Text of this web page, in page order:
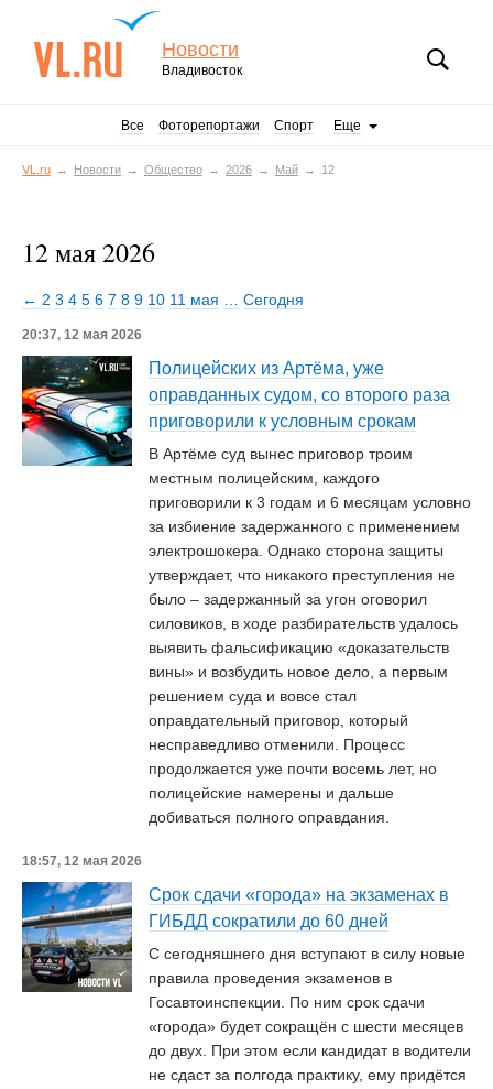
Новости
Владивосток
Все Фоторепортажи Спорт Еще
VL.ru Новости Общество 2026 Май 12
12 мая 2026
← 2 3 4 5 6 7 8 9 10 11 мая Сегодня
20:37, 12 мая 2026
Полицейских из Артёма, уже
оправданных судом, со второго раза
приговорили к условным срокам
В Артёме суд вынес приговор троим
местным полицейским, каждого
приговорили к 3 годам и 6 месяцам условно
за избиение задержанного с применением
электрошокера. Однако сторона защиты
утверждает, что никакого преступления не
было – задержанный за угон оговорил
силовиков, в ходе разбирательств удалось
выявить фальсификацию «доказательств
вины» и возбудить новое дело, а первым
решением суда и вовсе стал
оправдательный приговор, который
несправедливо отменили. Процесс
продолжается уже почти восемь лет, но
полицейские намерены и дальше
добиваться полного оправдания.
18:57, 12 мая 2026
Срок сдачи «города» на экзаменах в
ГИБДД сократили до 60 дней
С сегодняшнего дня вступают в силу новые
правила проведения экзаменов в
Госавтоинспекции. По ним срок сдачи
«города» будет сокращён с шести месяцев
до двух. При этом если кандидат в водители
не сдаст за полгода практику, ему придётся